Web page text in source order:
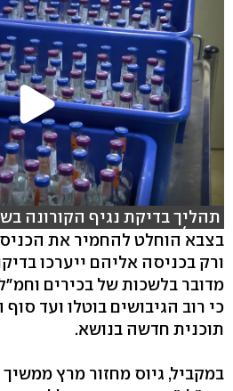
תהליך בדיקת נגיף הקורונה
הובר)
בצבא הוחלט להחמיר את
ורק בכניסה אליהם ייערכו
מדובר בלשכות של בכירים
כי רוב הגיבושים בוטלו ועד
תוכנית חדשה בנושא.
במקביל, גיוס מחזור מרץ ממשיך